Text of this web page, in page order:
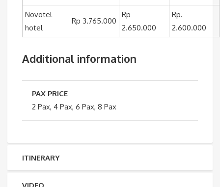
Novotel
hotel
Rp 3.765.000
Rp
2.650.000
Rp.
2.600.000
Additional information
PAX PRICE
2 Pax, 4 Pax, 6 Pax, 8 Pax
ITINERARY